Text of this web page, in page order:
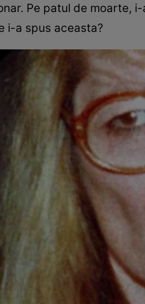
Pe patul de moarte,
i-a spus aceasta?